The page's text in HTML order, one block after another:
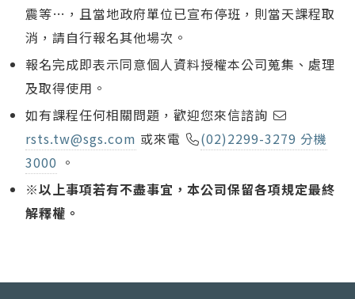
震等…，且當地政府單位已宣布停班，則當天課程取
消，請自行報名其他場次。
報名完成即表示同意個人資料授權本公司蒐集、處理
及取得使用。
如有課程任何相關問題，歡迎您來信諮詢
rsts.tw@sgs.com 或來電
(02)2299-3279 分機
3000 。
※以上事項若有不盡事宜，本公司保留各項規定最終
解釋權。